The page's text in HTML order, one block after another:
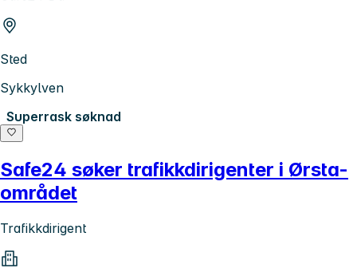
Sted
Sykkylven
Superrask søknad
Safe24 søker trafikkdirigenter i Ørsta-
området
Trafikkdirigent